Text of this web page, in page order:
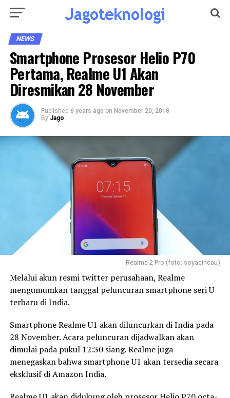
NEWS
Smartphone Prosesor Helio P70
Pertama, Realme U1 Akan
Diresmikan 28 November
Published 6 years ago on November 20, 2018
By Jago
Realme 2 Pro (foto: soyacincau)
Melalui akun resmi twitter perusahaan, Realme
mengumumkan tanggal peluncuran smartphone seri U
terbaru di India.
Smartphone Realme U1 akan diluncurkan di India pada
28 November. Acara peluncuran dijadwalkan akan
dimulai pada pukul 12:30 siang. Realme juga
menegaskan bahwa smartphone U1 akan tersedia secara
eksklusif di Amazon India.